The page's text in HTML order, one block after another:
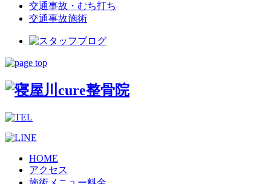
交通事故・むち打ち
交通事故施術
HOME
アクセス